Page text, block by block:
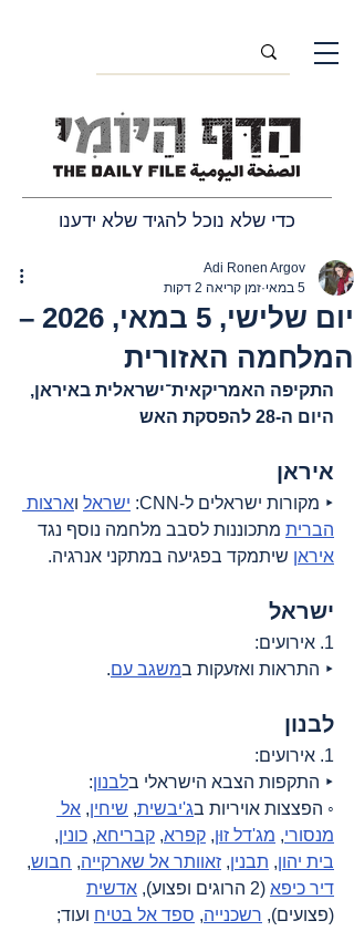
כדי שלא נוכל להגיד שלא ידענו
יום שלישי, 5 במאי, 2026 –
המלחמה האזורית
Adi Ronen Argov
5 במאי
זמן קריאה 2 דקות
התקיפה האמריקאית־ישראלית באיראן,
היום ה-28 להפסקת האש
איראן
‣ מקורות ישראלים ל-CNN: ישראל וארצות
הברית מתכוננות לסבב מלחמה נוסף נגד
איראן שיתמקד בפגיעה במתקני אנרגיה.
ישראל
1. אירועים:
‣ התראות ואזעקות במשגב עם.
לבנון
1. אירועים:
‣ התקפות הצבא הישראלי בלבנון:
◦ הפצצות אויריות בג'יבשית, שיחין, אל
מנסורי, מג'דל זוּן, קפרא, קבריחא, כונין,
בית יהון, תבנין, זאוותר אל שארקייה, חבוש,
דיר כיפא (2 הרוגים ופצוע),
אדשית
(פצועים), רשכנייה, ספד אל בטיח ועוד;